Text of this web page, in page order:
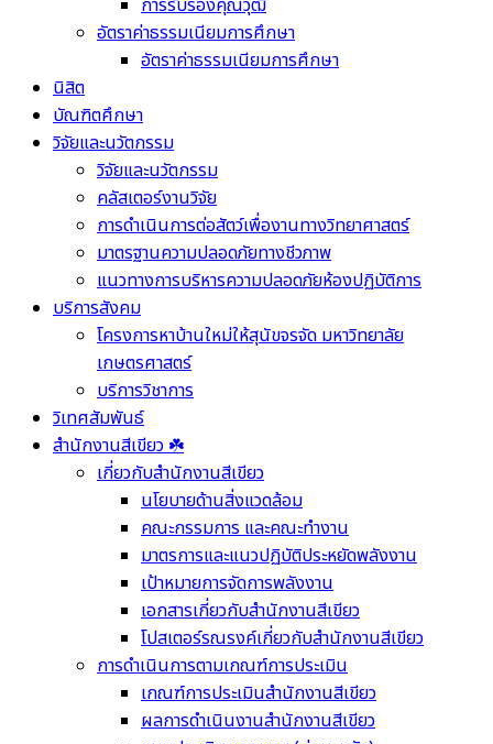
การรับรองคุณวุฒิ
อัตราค่าธรรมเนียมการศึกษา
อัตราค่าธรรมเนียมการศึกษา
นิสิต
บัณฑิตศึกษา
วิจัยและนวัตกรรม
วิจัยและนวัตกรรม
คลัสเตอร์งานวิจัย
การดำเนินการต่อสัตว์เพื่องานทางวิทยาศาสตร์
มาตรฐานความปลอดภัยทางชีวภาพ
แนวทางการบริหารความปลอดภัยห้องปฏิบัติการ
บริการสังคม
โครงการหาบ้านใหม่ให้สุนัขจรจัด มหาวิทยาลัย
เกษตรศาสตร์
บริการวิชาการ
วิเทศสัมพันธ์
สำนักงานสีเขียว ☘️
เกี่ยวกับสำนักงานสีเขียว
นโยบายด้านสิ่งแวดล้อม
คณะกรรมการ และคณะทำงาน
มาตรการและแนวปฏิบัติประหยัดพลังงาน
เป้าหมายการจัดการพลังงาน
เอกสารเกี่ยวกับสำนักงานสีเขียว
โปสเตอร์รณรงค์เกี่ยวกับสำนักงานสีเขียว
การดำเนินการตามเกณฑ์การประเมิน
เกณฑ์การประเมินสำนักงานสีเขียว
ผลการดำเนินงานสำนักงานสีเขียว